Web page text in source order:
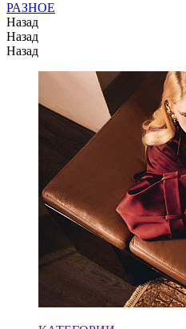
РАЗНОЕ
Назад
Назад
Назад